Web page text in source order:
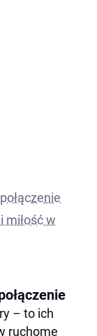
miłość w
na oknach i
wybrać?
– to ich
ruchome